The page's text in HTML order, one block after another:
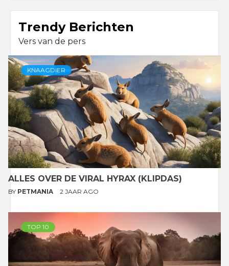
Trendy Berichten
Vers van de pers
KNAAGDIER
ALLES OVER DE VIRAL HYRAX (KLIPDAS)
BY PETMANIA 2 JAAR AGO
TOP 10